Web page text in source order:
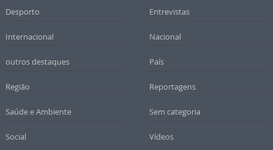
Desporto Entrevistas
Internacional Nacional
outros destaques País
Região Reportagens
Saúde e Ambiente Sem categoria
Social Vídeos